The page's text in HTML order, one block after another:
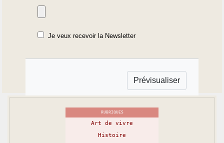
Je veux recevoir la Newsletter
RUBRIQUES
Art de vivre
Histoire